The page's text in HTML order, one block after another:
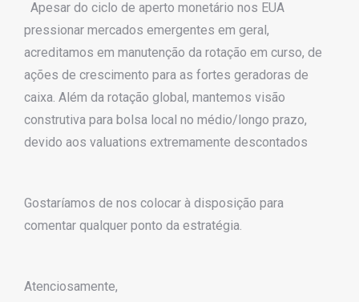
Apesar do ciclo de aperto monetário nos EUA
pressionar mercados emergentes em geral,
acreditamos em manutenção da rotação em curso, de
ações de crescimento para as fortes geradoras de
caixa. Além da rotação global, mantemos visão
construtiva para bolsa local no médio/longo prazo,
devido aos valuations extremamente descontados
Gostaríamos de nos colocar à disposição para
comentar qualquer ponto da estratégia.
Atenciosamente,